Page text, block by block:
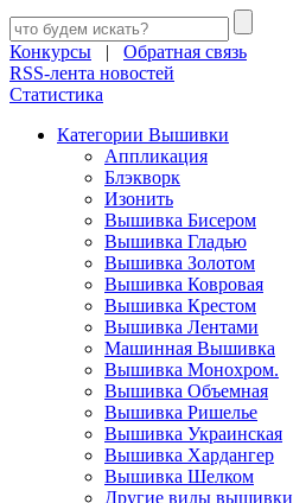
Конкурсы | Обратная связь
RSS-лента новостей
Статистика
Категории Вышивки
Аппликация
Блэкворк
Изонить
Вышивка Бисером
Вышивка Гладью
Вышивка Золотом
Вышивка Ковровая
Вышивка Крестом
Вышивка Лентами
Машинная Вышивка
Вышивка Монохром.
Вышивка Объемная
Вышивка Ришелье
Вышивка Украинская
Вышивка Хардангер
Вышивка Шелком
Другие виды вышивки